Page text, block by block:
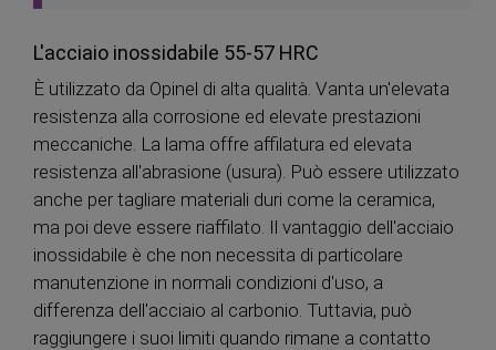
L'acciaio inossidabile 55-57 HRC
È utilizzato da Opinel di alta qualità. Vanta un'elevata
resistenza alla corrosione ed elevate prestazioni
meccaniche. La lama offre affilatura ed elevata
resistenza all'abrasione (usura). Può essere utilizzato
anche per tagliare materiali duri come la ceramica,
ma poi deve essere riaffilato. Il vantaggio dell'acciaio
inossidabile è che non necessita di particolare
manutenzione in normali condizioni d'uso, a
differenza dell'acciaio al carbonio. Tuttavia, può
raggiungere i suoi limiti quando rimane a contatto